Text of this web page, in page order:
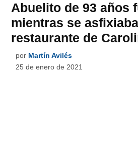
Abuelito de 93 años
mientras se
restaurante de
por Martín Avilés
25 de enero de 2021